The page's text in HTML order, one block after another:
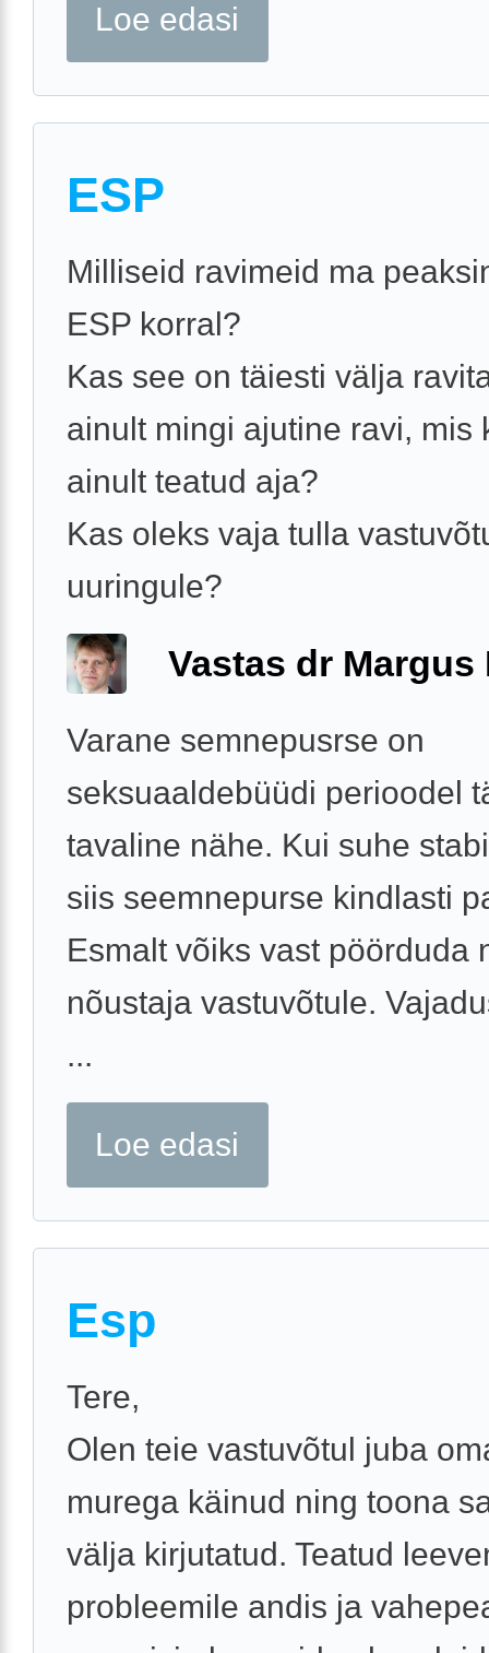
Loe edasi
ESP
Milliseid ravimeid ma
ESP korral?
Kas see on täiesti välja
ainult mingi ajutine ravi, mis
ainult teatud aja?
Kas oleks vaja tulla
uuringule?
Vastas dr Margus
Varane semnepusrse on
seksuaaldebüüdi perioodel
tavaline nähe. Kui suhe
siis seemnepurse kindlasti
Esmalt võiks vast pöörduda
nõustaja vastuvõtule.
...
Loe edasi
Esp
Tere,
Olen teie vastuvõtul juba
murega käinud ning toona
välja kirjutatud. Teatud
probleemile andis ja